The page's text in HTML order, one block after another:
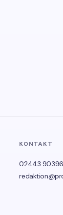
KONTAKT
02443